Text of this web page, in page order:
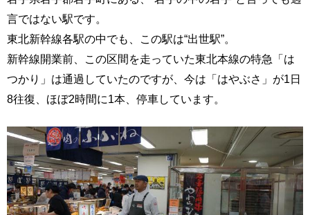
言ではない駅です。
東北新幹線各駅の中でも、この駅は“出世駅”。
新幹線開業前、この区間を走っていた東北本線の特急「は
つかり」は通過していたのですが、今は「はやぶさ」が1日
8往復、ほぼ2時間に1本、停車しています。